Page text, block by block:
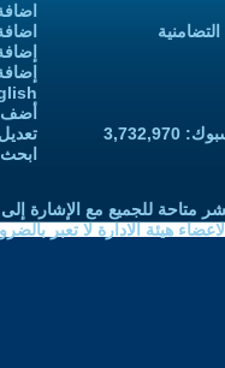
أضف
متاحة للجميع مع الإشارة
هيئة الادارة لا تعبر